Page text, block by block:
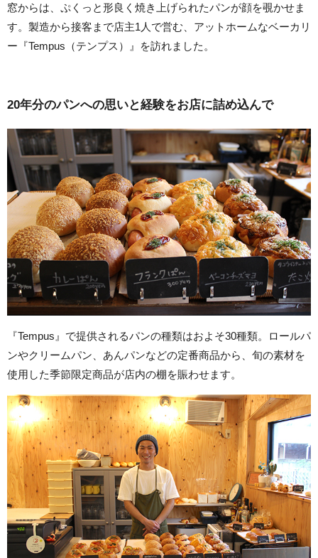
窓からは、ぷくっと形良く焼き上げられたパンが顔を覗かせま
す。製造から接客まで店主1人で営む、アットホームなベーカリ
ー『Tempus（テンプス）』を訪れました。
20年分のパンへの思いと経験をお店に詰め込んで
『Tempus』で提供されるパンの種類はおよそ30種類。ロールパ
ンやクリームパン、あんパンなどの定番商品から、旬の素材を
使用した季節限定商品が店内の棚を賑わせます。